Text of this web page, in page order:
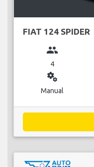
FIAT 124 SPIDER
group
4
miscellaneous_services
Manual